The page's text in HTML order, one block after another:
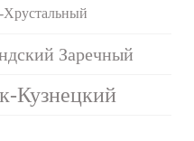
Хрустальный
Заречный
Кузнецкий